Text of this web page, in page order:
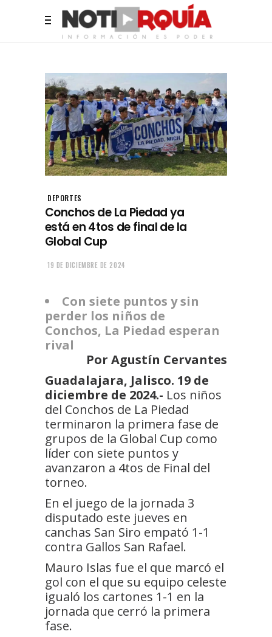
DEPORTES
Conchos de La Piedad ya
está en 4tos de final de la
Global Cup
19 DE DICIEMBRE DE 2024
Con siete puntos y sin
perder los niños de
Conchos, La Piedad esperan
rival
Por Agustín Cervantes
Guadalajara, Jalisco. 19 de
diciembre de 2024.- Los niños
del Conchos de La Piedad
terminaron la primera fase de
grupos de la Global Cup como
líder con siete puntos y
avanzaron a 4tos de Final del
torneo.
En el juego de la jornada 3
disputado este jueves en
canchas San Siro empató 1-1
contra Gallos San Rafael.
Mauro Islas fue el que marcó el
gol con el que su equipo celeste
igualó los cartones 1-1 en la
jornada que cerró la primera
fase.